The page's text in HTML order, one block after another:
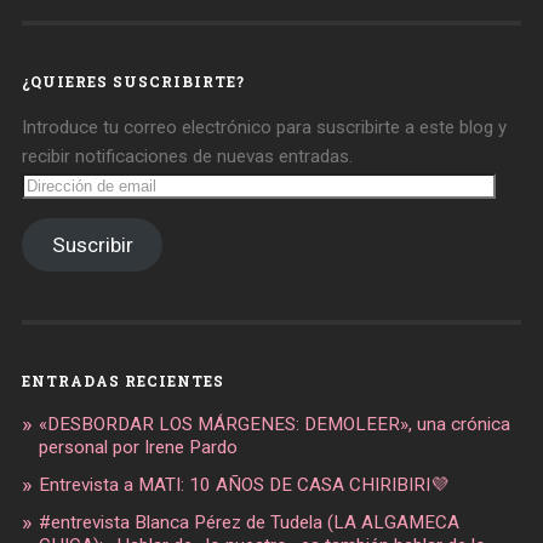
¿QUIERES SUSCRIBIRTE?
Introduce tu correo electrónico para suscribirte a este blog y
recibir notificaciones de nuevas entradas.
Dirección
de
Suscribir
ENTRADAS RECIENTES
«DESBORDAR LOS MÁRGENES: DEMOLEER», una crónica
personal por Irene Pardo
Entrevista a MATI: 10 AÑOS DE CASA CHIRIBIRI💜
#entrevista Blanca Pérez de Tudela (LA ALGAMECA